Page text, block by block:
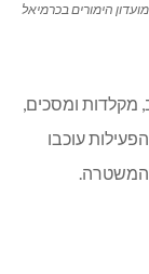
מועדון הימורים בכרמיאל
ומסכים,
עוכבו
המשטרה.